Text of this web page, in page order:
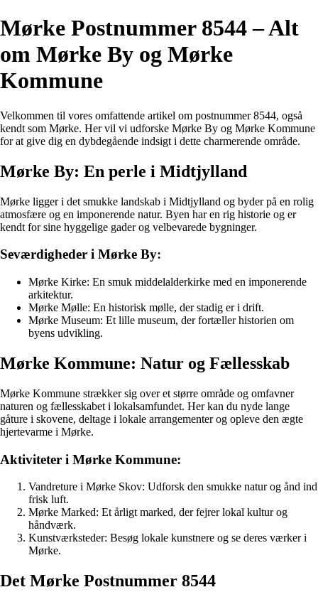
Mørke Postnummer 8544 – Alt
om Mørke By og Mørke
Kommune
Velkommen til vores omfattende artikel om postnummer 8544, også
kendt som Mørke. Her vil vi udforske Mørke By og Mørke Kommune
for at give dig en dybdegående indsigt i dette charmerende område.
Mørke By: En perle i Midtjylland
Mørke ligger i det smukke landskab i Midtjylland og byder på en rolig
atmosfære og en imponerende natur. Byen har en rig historie og er
kendt for sine hyggelige gader og velbevarede bygninger.
Seværdigheder i Mørke By:
Mørke Kirke: En smuk middelalderkirke med en imponerende
arkitektur.
Mørke Mølle: En historisk mølle, der stadig er i drift.
Mørke Museum: Et lille museum, der fortæller historien om
byens udvikling.
Mørke Kommune: Natur og Fællesskab
Mørke Kommune strækker sig over et større område og omfavner
naturen og fællesskabet i lokalsamfundet. Her kan du nyde lange
gåture i skovene, deltage i lokale arrangementer og opleve den ægte
hjertevarme i Mørke.
Aktiviteter i Mørke Kommune:
Vandreture i Mørke Skov: Udforsk den smukke natur og ånd ind
frisk luft.
Mørke Marked: Et årligt marked, der fejrer lokal kultur og
håndværk.
Kunstværksteder: Besøg lokale kunstnere og se deres værker i
Mørke.
Det Mørke Postnummer 8544